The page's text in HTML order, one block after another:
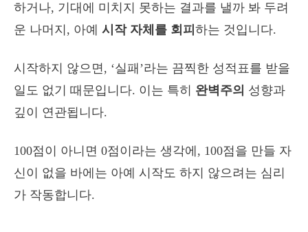
하거나, 기대에 미치지 못하는 결과를 낼까 봐 두려
운 나머지, 아예 시작 자체를 회피 하는 것입니다.
시작하지 않으면, ‘실패’라는 끔찍한 성적표를 받을
일도 없기 때문입니다. 이는 특히 완벽주의 성향과
깊이 연관됩니다.
100점이 아니면 0점이라는 생각에, 100점을 만들 자
신이 없을 바에는 아예 시작도 하지 않으려는 심리
가 작동합니다.